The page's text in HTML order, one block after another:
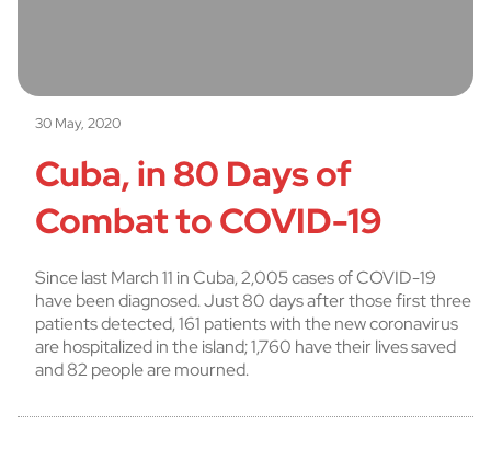
30 May, 2020
Cuba, in 80 Days of
Combat to COVID-19
Since last March 11 in Cuba, 2,005 cases of COVID-19
have been diagnosed. Just 80 days after those first three
patients detected, 161 patients with the new coronavirus
are hospitalized in the island; 1,760 have their lives saved
and 82 people are mourned.